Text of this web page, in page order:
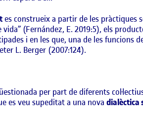
es construeix a partir de les pràctiques
vida” (Fernández, E. 2019:5), els
i en les que, una de les funcions
L. Berger (2007:124).
per part de diferents
es veu supeditat a una nova dialèctica